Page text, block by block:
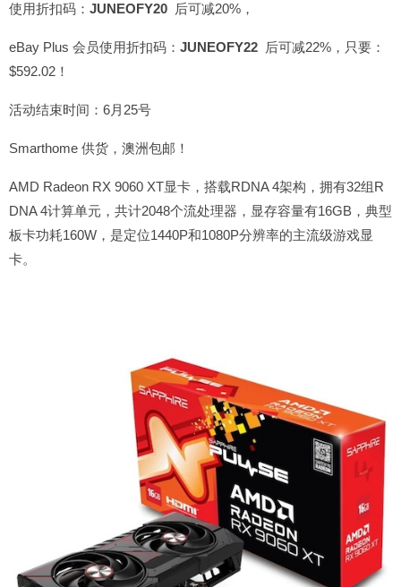
使用折扣码： JUNEOFY20 后可减20%，
eBay Plus 会员使用折扣码： JUNEOFY22 后可减22%，只要：
$592.02！
活动结束时间：6月25号
Smarthome 供货，澳洲包邮！
AMD Radeon RX 9060 XT显卡，搭载RDNA 4架构，拥有32组R
DNA 4计算单元，共计2048个流处理器，显存容量有16GB，典型
板卡功耗160W，是定位1440P和1080P分辨率的主流级游戏显
卡。